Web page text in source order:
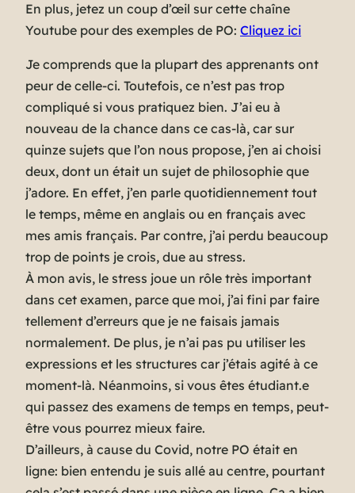
En plus, jetez un coup d’œil sur cette chaîne
Youtube pour des exemples de PO: Cliquez ici
Je comprends que la plupart des apprenants ont
peur de celle-ci. Toutefois, ce n’est pas trop
compliqué si vous pratiquez bien. J’ai eu à
nouveau de la chance dans ce cas-là, car sur
quinze sujets que l’on nous propose, j’en ai choisi
deux, dont un était un sujet de philosophie que
j’adore. En effet, j’en parle quotidiennement tout
le temps, même en anglais ou en français avec
mes amis français. Par contre, j’ai perdu beaucoup
trop de points je crois, due au stress.
À mon avis, le stress joue un rôle très important
dans cet examen, parce que moi, j’ai fini par faire
tellement d’erreurs que je ne faisais jamais
normalement. De plus, je n’ai pas pu utiliser les
expressions et les structures car j’étais agité à ce
moment-là. Néanmoins, si vous êtes étudiant.e
qui passez des examens de temps en temps, peut-
être vous pourrez mieux faire.
D’ailleurs, à cause du Covid, notre PO était en
ligne: bien entendu je suis allé au centre, pourtant